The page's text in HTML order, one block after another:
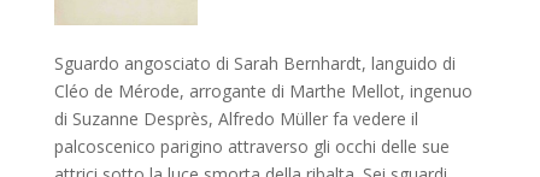
Sguardo angosciato di Sarah Bernhardt, languido di
Cléo de Mérode, arrogante di Marthe Mellot, ingenuo
di Suzanne Desprès, Alfredo Müller fa vedere il
palcoscenico parigino attraverso gli occhi delle sue